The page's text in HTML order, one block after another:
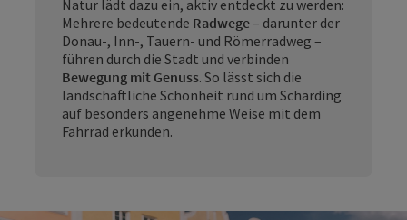
Natur lädt dazu ein, aktiv entdeckt zu werden:
Mehrere bedeutende Radwege– darunter der
Donau-, Inn-, Tauern- und Römerradweg –
führen durch die Stadt und verbinden
Bewegung mit Genuss. So lässt sich die
landschaftliche Schönheit rund um Schärding
auf besonders angenehme Weise mit dem
Fahrrad erkunden.